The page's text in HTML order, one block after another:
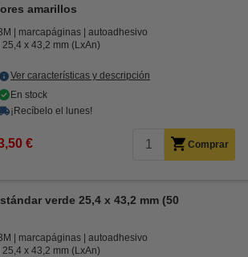
amarillos
marcapáginas
autoadhesivo
25,4 x 43,2 mm (LxAn)
Ver características y descripción
En stock
¡Recíbelo el lunes!
€ Comprar
verde 25,4 x 43,2 mm (50
marcapáginas
autoadhesivo
25,4 x 43,2 mm (LxAn)